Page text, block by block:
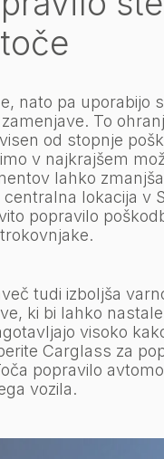
nato pa uporabijo
To
od stopnje
v najkrajšem
lahko
lokacija v
popravilo
tudi izboljša
ki bi lahko
visoko
Carglass za
popravilo
vozila.